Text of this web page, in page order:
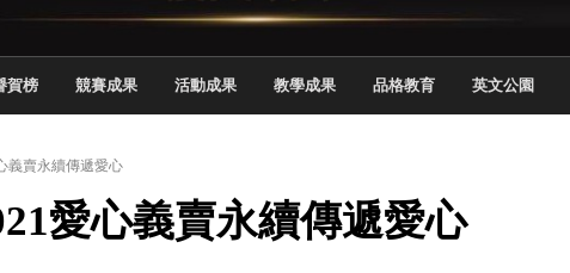
」與「Wwise」雙認證
飲管家獲全國第二名
與青年學子溫馨對談 傳遞品格與智慧力量
爆傳統與現代
創遊戲大賞雙佳作
賀榜 競賽成果 活動成果 教學成果 品格教育 英文公園
義賣永續傳遞愛心
愛心義賣永續傳遞愛心